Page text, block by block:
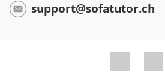
support@sofatutor.ch